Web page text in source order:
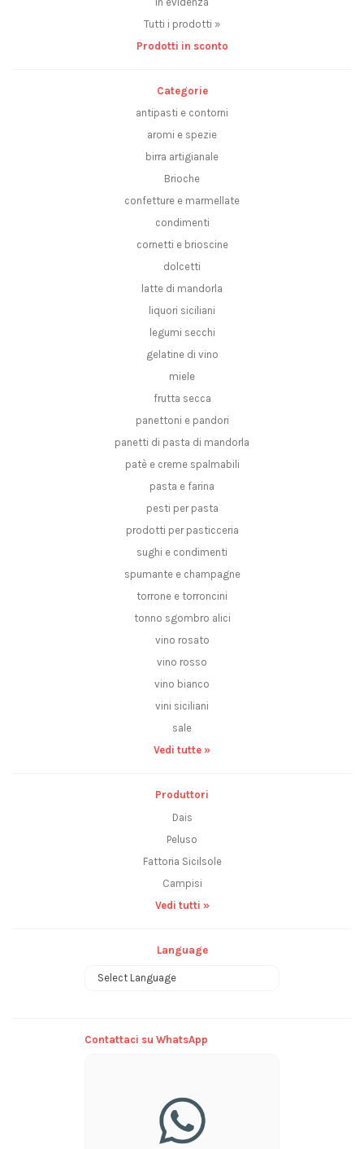
Tutti i prodotti »
Prodotti in sconto
Categorie
antipasti e contorni
aromi e spezie
birra artigianale
Brioche
confetture e marmellate
condimenti
cornetti e brioscine
dolcetti
latte di mandorla
liquori siciliani
legumi secchi
gelatine di vino
miele
frutta secca
panettoni e pandori
panetti di pasta di mandorla
patè e creme spalmabili
pasta e farina
pesti per pasta
prodotti per pasticceria
sughi e condimenti
spumante e champagne
torrone e torroncini
tonno sgombro alici
vino rosato
vino rosso
vino bianco
vini siciliani
sale
Vedi tutte »
Produttori
Dais
Peluso
Fattoria Sicilsole
Campisi
Vedi tutti »
Language
Contattaci su WhatsApp